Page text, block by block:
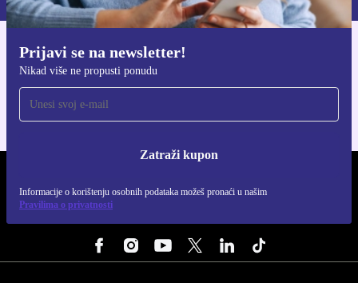
Prijavi se na newsletter!
Nikad više ne propusti ponudu
Zatraži kupon
Informacije o korištenju osobnih podataka možeš pronaći u našim
Pravilima o privatnosti
Preuzmi refurbed aplikaciju
Za iOS i Android